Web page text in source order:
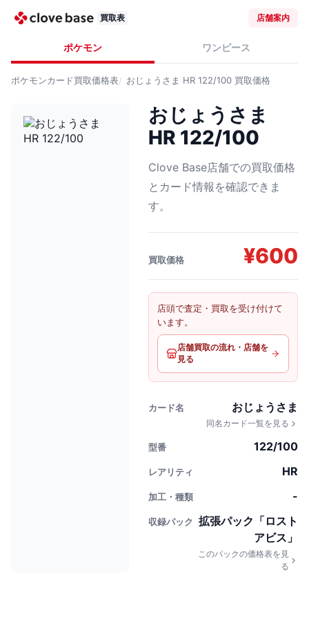
買取表 店舗案内
ポケモン ワンピース
ポケモンカード買取価格表 おじょうさま HR 122/100 買取価格
おじょうさま
HR 122/100
Clove Base店舗での買取価格
とカード情報を確認できま
す。
買取価格 ¥600
店頭で査定・買取を受け付けて
います。
店舗買取の流れ・店舗を
見る
カード名 おじょうさま
同名カード一覧を見る
型番 122/100
レアリティ HR
加工・種類 -
収録パック
拡張パック「ロスト
アビス」
このパックの価格表を見
る